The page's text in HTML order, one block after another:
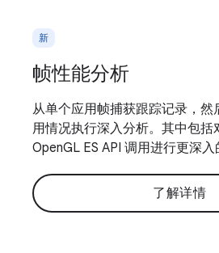
新
帧性能分析
从单个应用帧捕获跟踪记录，然
用情况执行深入分析。其中包括
OpenGL ES API 调用进行更深入
了解详情